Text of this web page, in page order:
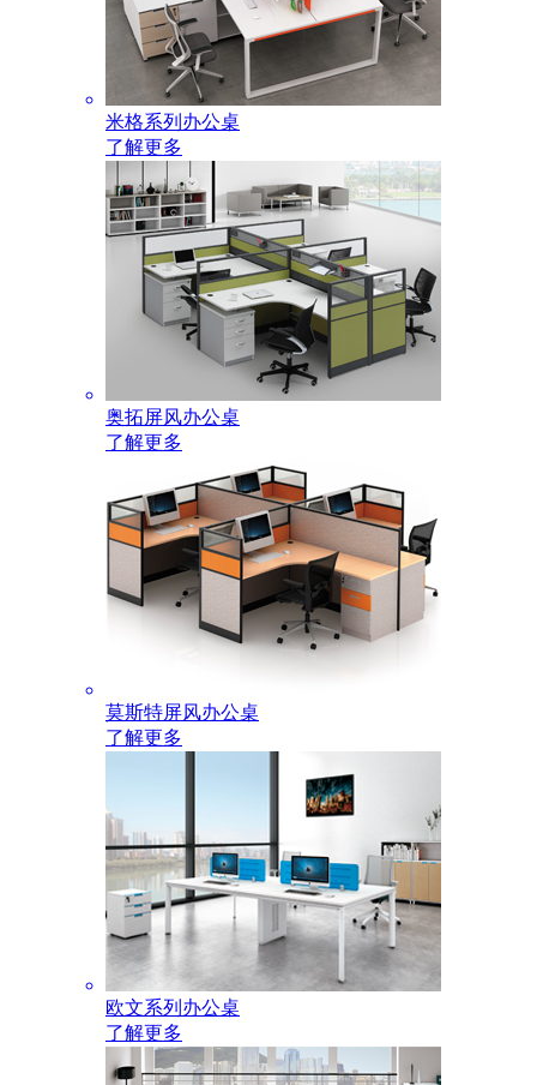
米格系列办公桌
了解更多
奥拓屏风办公桌
了解更多
莫斯特屏风办公桌
了解更多
欧文系列办公桌
了解更多